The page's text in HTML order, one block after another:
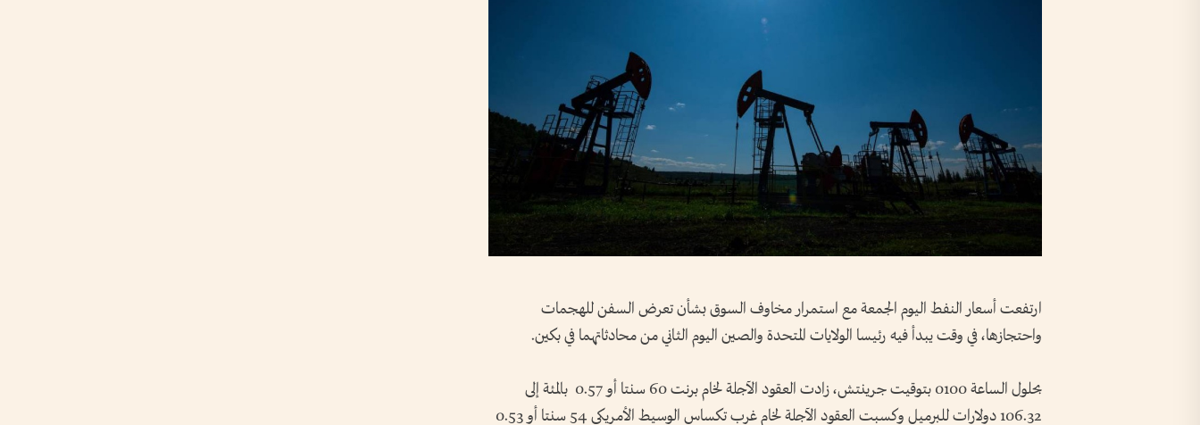
ارتفعت أسعار النفط اليوم الجمعة مع ​استمرار مخاوف السوق بشأن تعرض السفن للهجمات
واحتجازها، في وقت يبدأ فيه رئيسا الولايات المتحدة والصين اليوم الثاني من محادثاتهما في بكين.
بحلول الساعة 0100 بتوقيت جرينتش، زادت العقود الآجلة لخام برنت 60 سنتا أو ⁠0.57 بالمئة إلى
106.32 دولارات للبرميل وكسبت العقود الآجلة لخام غرب تكساس الوسيط الأمريكي 54 سنتا أو 0.53